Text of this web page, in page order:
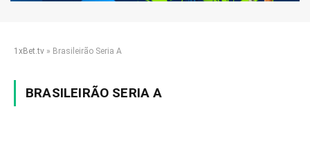
1xBet.tv » Brasileirão Seria А
BRASILEIRÃO SERIA А